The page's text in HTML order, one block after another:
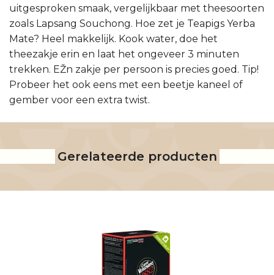
uitgesproken smaak, vergelijkbaar met theesoorten
zoals Lapsang Souchong. Hoe zet je Teapigs Yerba
Mate? Heel makkelijk. Kook water, doe het
theezakje erin en laat het ongeveer 3 minuten
trekken. EŽn zakje per persoon is precies goed. Tip!
Probeer het ook eens met een beetje kaneel of
gember voor een extra twist.
Gerelateerde producten